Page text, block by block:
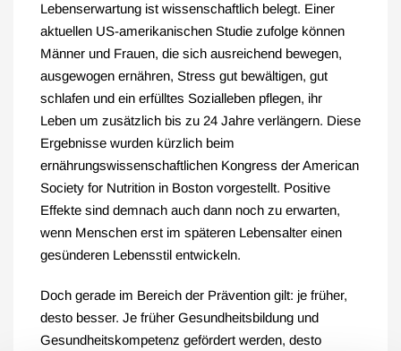
Lebenserwartung ist wissenschaftlich belegt. Einer
aktuellen US-amerikanischen Studie zufolge können
Männer und Frauen, die sich ausreichend bewegen,
ausgewogen ernähren, Stress gut bewältigen, gut
schlafen und ein erfülltes Sozialleben pflegen, ihr
Leben um zusätzlich bis zu 24 Jahre verlängern. Diese
Ergebnisse wurden kürzlich beim
ernährungswissenschaftlichen Kongress der American
Society for Nutrition in Boston vorgestellt. Positive
Effekte sind demnach auch dann noch zu erwarten,
wenn Menschen erst im späteren Lebensalter einen
gesünderen Lebensstil entwickeln.
Doch gerade im Bereich der Prävention gilt: je früher,
desto besser. Je früher Gesundheitsbildung und
Gesundheitskompetenz gefördert werden, desto